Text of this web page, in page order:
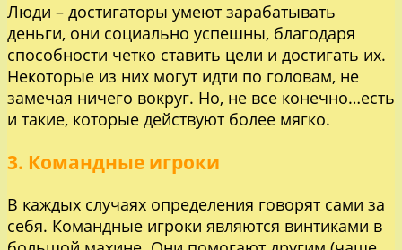
Люди – достигаторы умеют зарабатывать
деньги, они социально успешны, благодаря
способности четко ставить цели и достигать их.
Некоторые из них могут идти по головам, не
замечая ничего вокруг. Но, не все конечно…есть
и такие, которые действуют более мягко.
3. Командные игроки
В каждых случаях определения говорят сами за
себя. Командные игроки являются винтиками в